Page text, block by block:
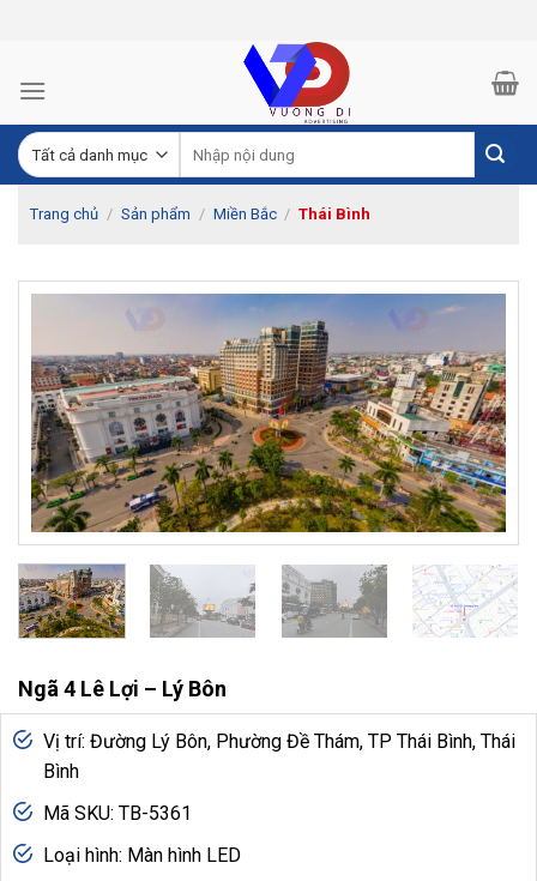
Trang chủ / Sản phẩm / Miền Bắc / Thái Bình
Ngã 4 Lê Lợi – Lý Bôn
Vị trí: Đường Lý Bôn, Phường Đề Thám, TP Thái Bình, Thái
Bình
Mã SKU: TB-5361
Loại hình: Màn hình LED